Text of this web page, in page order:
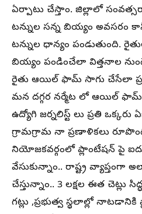
ఏర్పాటు చేస్తాం. జిల్లాలో
టన్నుల సన్న బియ్యం అవసరం
టన్నుల ధాన్యం పండుతుంది.
బియ్యం పండించేలా విత్తనాల
రైతు ఆయిల్ ఫామ్ సాగు చేసేలా
మన దగ్గర నర్మేట లో ఆయిల్ ఫామ్
ఉద్యోగి జర్నలిస్ట్ లు ప్రతి
గ్రామగ్రామ నా ప్రణాళికలు
నియోజకవర్గంలో ప్లాంటేషన్ పై
వేసుకున్నాం.. రాష్ట్ర
చేస్తున్నాం.. 3 లక్షల ఈత చెట్లు
గట్లు ,ప్రభుత్వ స్థలాల్లో నాటడానికి